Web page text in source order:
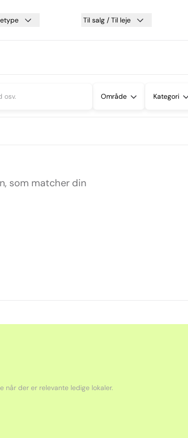
Til salg / Til leje
Område Kategori
som matcher din
når der er relevante ledige lokaler.